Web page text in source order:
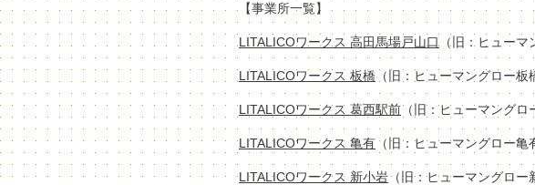
【事業所一覧】
LITALICOワークス 高田馬場戸山口 （旧：ヒューマ
LITALICOワークス 板橋 （旧：ヒューマングロー板
LITALICOワークス 葛西駅前（旧：ヒューマングロ
LITALICOワークス 亀有 （旧：ヒューマングロー亀
LITALICOワークス 新小岩（旧：ヒューマングロー